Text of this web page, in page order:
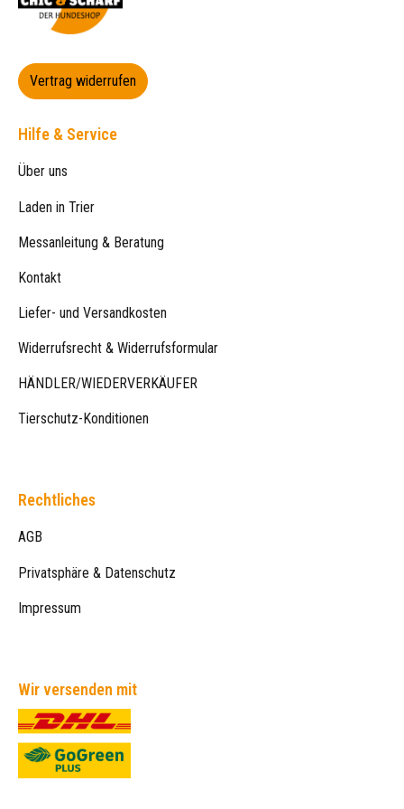
Vertrag widerrufen
Hilfe & Service
Über uns
Laden in Trier
Messanleitung & Beratung
Kontakt
Liefer- und Versandkosten
Widerrufsrecht & Widerrufsformular
HÄNDLER/WIEDERVERKÄUFER
Tierschutz-Konditionen
Rechtliches
AGB
Privatsphäre & Datenschutz
Impressum
Wir versenden mit